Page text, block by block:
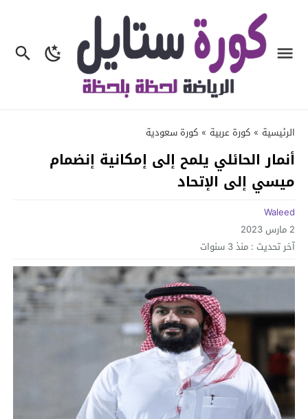
الرئيسية » كورة عربية » كورة سعودية
أنمار الحائلي يلمح إلى إمكانية إنضمام
ميسي إلى الإتحاد
Waleed
2 مارس 2023
آخر تحديث : منذ 3 سنوات